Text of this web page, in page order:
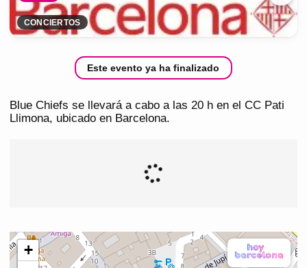
CONCIERTOS
Este evento ya ha finalizado
Blue Chiefs se llevará a cabo a las 20 h en el CC Pati
Llimona, ubicado en Barcelona.